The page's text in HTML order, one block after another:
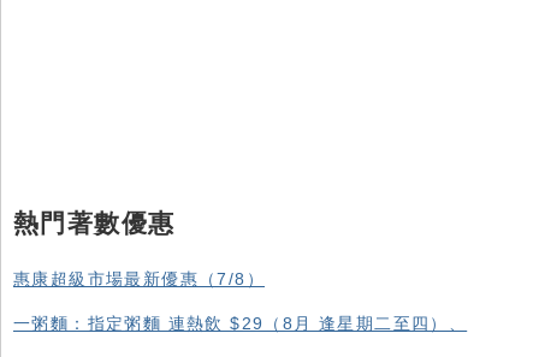
熱門著數優惠
惠康超級市場最新優惠（7/8）
一粥麵：指定粥麵 連熱飲 $29（8月 逢星期二至四）、